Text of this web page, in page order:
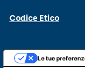
Codice Etico
Le tue